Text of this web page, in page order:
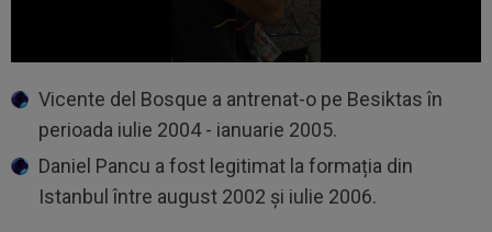
Vicente del Bosque a antrenat-o pe Besiktas în
perioada iulie 2004 - ianuarie 2005.
Daniel Pancu a fost legitimat la formația din
Istanbul între august 2002 și iulie 2006.